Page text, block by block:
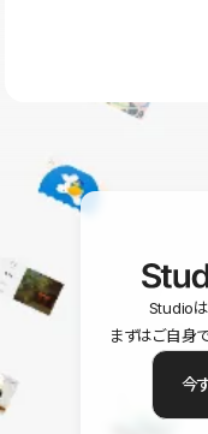
ユーザー同士で質問・
Studioは
まずはご自身
今